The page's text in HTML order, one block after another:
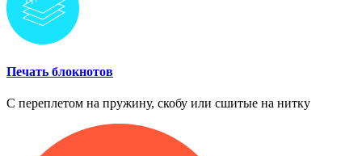
Печать блокнотов
С переплетом на пружину, скобу или сшитые на нитку